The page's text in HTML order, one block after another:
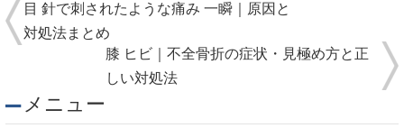
目 針で刺されたような痛み 一瞬｜原因と
対処法まとめ
膝 ヒビ｜不全骨折の症状・見極め方と正
しい対処法
メニュー